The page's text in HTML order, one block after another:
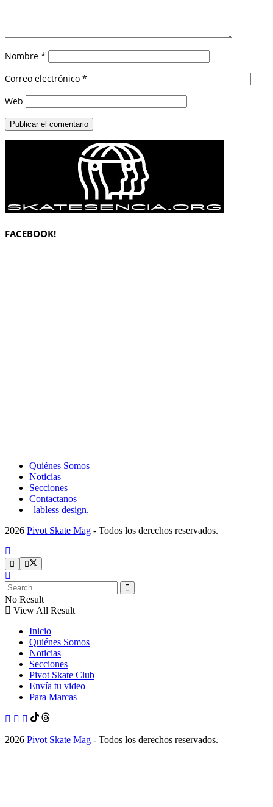
Nombre *
Correo electrónico *
Web
FACEBOOK!
Quiénes Somos
Noticias
Secciones
Contactanos
| labless design.
2026 Pivot Skate Mag - Todos los derechos reservados.
No Result
View All Result
Inicio
Quiénes Somos
Noticias
Secciones
Pivot Skate Club
Envía tu video
Para Marcas
2026 Pivot Skate Mag - Todos los derechos reservados.